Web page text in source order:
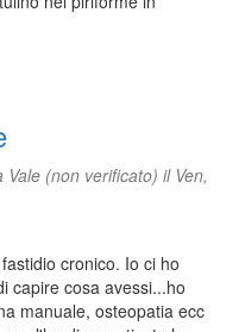
Vale (non verificato) il Ven,
cronico. Io ci ho
capire cosa avessi...ho
manuale, osteopatia ecc